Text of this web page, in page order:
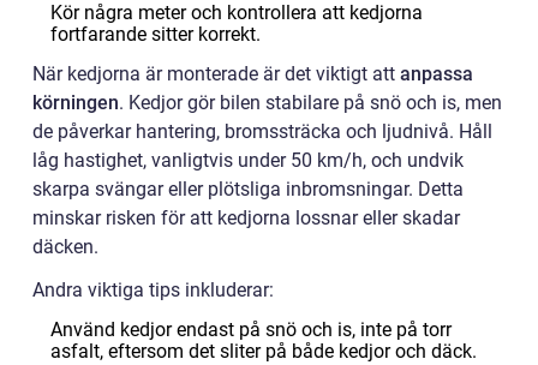
Kör några meter och kontrollera att kedjorna
fortfarande sitter korrekt.
När kedjorna är monterade är det viktigt att anpassa
körningen. Kedjor gör bilen stabilare på snö och is, men
de påverkar hantering, bromssträcka och ljudnivå. Håll
låg hastighet, vanligtvis under 50 km/h, och undvik
skarpa svängar eller plötsliga inbromsningar. Detta
minskar risken för att kedjorna lossnar eller skadar
däcken.
Andra viktiga tips inkluderar:
Använd kedjor endast på snö och is, inte på torr
asfalt, eftersom det sliter på både kedjor och däck.